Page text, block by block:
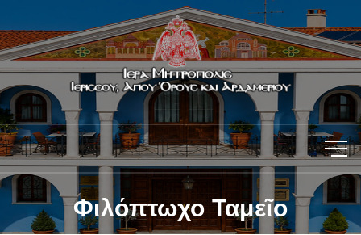
Φιλόπτωχο Ταμεῖο